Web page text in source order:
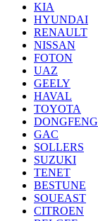
KIA
HYUNDAI
RENAULT
NISSAN
FOTON
UAZ
GEELY
HAVAL
TOYOTA
DONGFENG
GAC
SOLLERS
SUZUKI
TENET
BESTUNE
SOUEAST
CITROEN